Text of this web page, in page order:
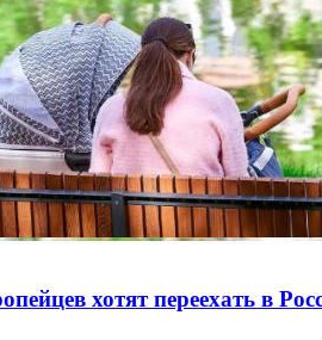
хотят переехать в